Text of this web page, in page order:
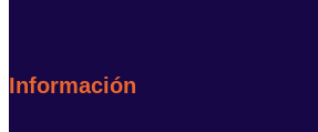
Información